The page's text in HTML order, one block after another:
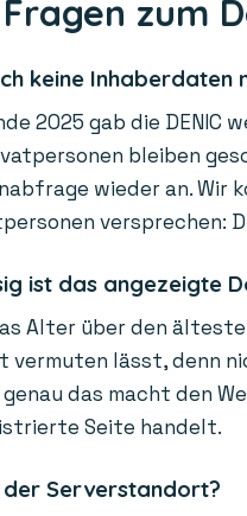
zum
keine Inhaberdaten
2025 gab die
bleiben
wieder an. Wir
versprechen:
ist das angezeigte
Alter über den
vermuten lässt, denn
das macht den
Seite handelt.
Serverstandort?